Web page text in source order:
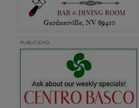
PUBLICIDAD